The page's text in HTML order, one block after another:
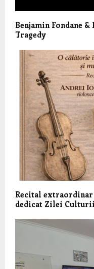
Benjamin Fondane
Tragedy
Recital
dedicat Zilei